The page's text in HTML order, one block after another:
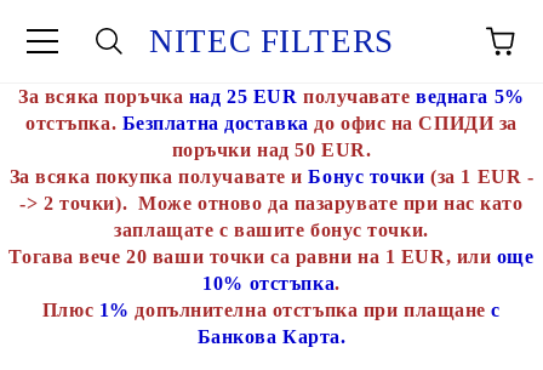
NITEC FILTERS
За всяка поръчка над 25 EUR получавате веднага 5%
отстъпка. Безплатна доставка до офис на СПИДИ за
поръчки над 50 EUR.
За всяка покупка получавате иБонус точки (за 1 EUR -
-> 2 точки). Може отново да пазарувате при нас като
заплащате с вашите бонус точки.
Тогава вече 20 ваши точки са равни на 1 EUR, или още
10% отстъпка.
Плюс 1% допълнителна отстъпка при плащанес
Банкова Карта.